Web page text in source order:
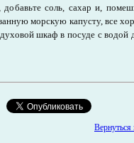
соль, сахар и,
морскую капусту, все
шкаф в посуде с водой
Вернуться